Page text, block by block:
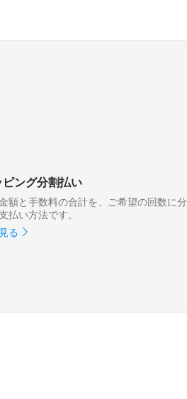
ピング分割払い
額と手数料の合計を、ご希望の回数に分
払い方法です。
る